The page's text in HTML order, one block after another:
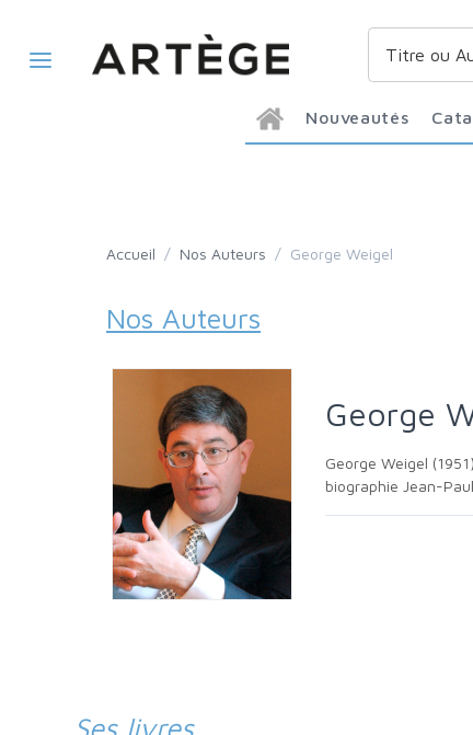
Nouveautés
Accueil / Nos Auteurs / George Weigel
Nos Auteurs
George
George Weigel (1951) est un expert mondialement reconnu de la vie de l'Église catholique. Il est l'auteur d'une vingtaine de publications, dont la
biographie Jean-
Ses livres